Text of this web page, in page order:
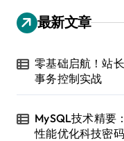
最新文章
零基础启航！站
事务控制实战
MySQL技术精要
性能优化科技密码